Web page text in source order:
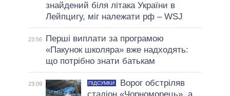
знайдений біля літака України в
Лейпцигу, міг належати рф – WSJ
23:56
Перші виплати за програмою
«Пакунок школяра» вже надходять:
що потрібно знати батькам
23:09 ПІДСУМКИ
Ворог обстріляв